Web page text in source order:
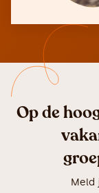
Op de
Meld